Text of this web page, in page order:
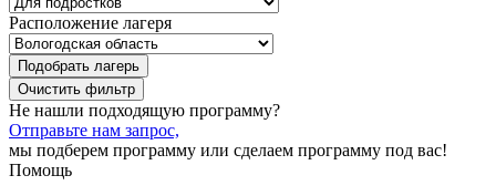
Расположение лагеря
Подобрать лагерь
Не нашли подходящую программу?
Отправьте нам запрос,
мы подберем программу или сделаем программу под вас!
Помощь